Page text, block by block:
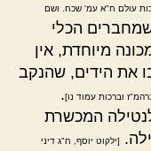
עולם ח"א עמ' שכח. ושם
הכלי
מיוחדת, אין
את הידים, שהנקב
וברכות עמוד נו].
המכשרת
[ילקוט יוסף, ח"ג דיני